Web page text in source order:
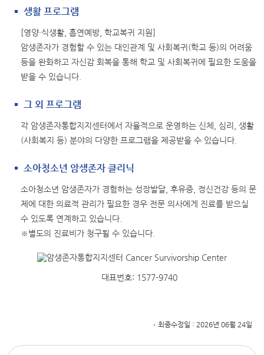
생
존
자
는
생
존
자
합
센
수
생활 프로그램
[영양·식생활, 흡연예방, 학교복귀 지원]
암생존자가 경험할 수 있는 대인관계 및 사회복귀(학교 등)의 어려움
등을 완화하고 자신감 회복을 통해 학교 및 사회복귀에 필요한 도움을
받을 수 있습니다.
그 외 프로그램
각 암생존자통합지지센터에서 자율적으로 운영하는 신체, 심리, 생활
(사회복지 등) 분야의 다양한 프로그램을 제공받을 수 있습니다.
소아청소년 암생존자 클리닉
소아청소년 암생존자가 경험하는 성장발달, 후유증, 정신건강 등의 문
제에 대한 의료적 관리가 필요한 경우 전문 의사에게 진료를 받으실
수 있도록 연계하고 있습니다.
※별도의 진료비가 청구될 수 있습니다.
대표번호: 1577-9740
최종수정일 : 2026년 06월 24일